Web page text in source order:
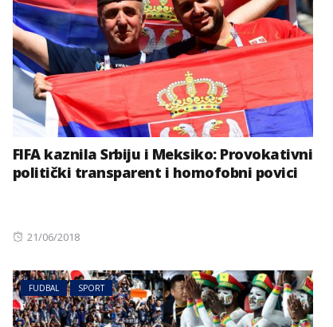
FIFA kaznila Srbiju i Meksiko: Provokativni
politički transparent i homofobni povici
Posted
21/06/2018
FUDBAL SPORT